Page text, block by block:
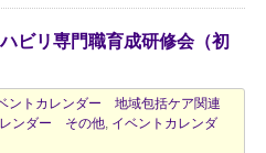
ビリ専門職育成研修会（初
ントカレンダー 地域包括ケア関連
ンダー その他 イベントカレンダ